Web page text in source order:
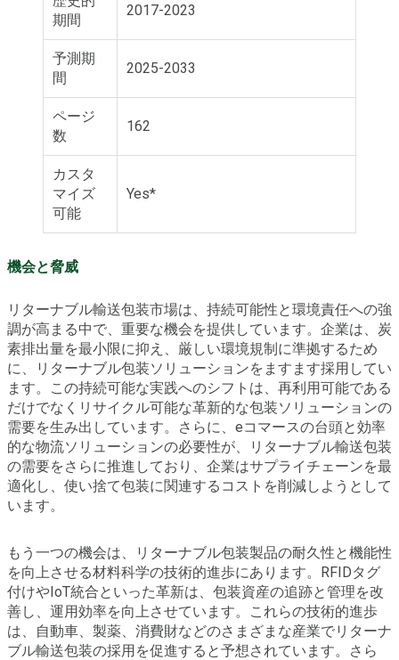
期間
2017-2023
予測期
間
2025-2033
ページ
数
162
カスタ
マイズ
可能
Yes*
機会と脅威
リターナブル輸送包装市場は、持続可能性と環境責任への強
調が高まる中で、重要な機会を提供しています。企業は、炭
素排出量を最小限に抑え、厳しい環境規制に準拠するため
に、リターナブル包装ソリューションをますます採用してい
ます。この持続可能な実践へのシフトは、再利用可能である
だけでなくリサイクル可能な革新的な包装ソリューションの
需要を生み出しています。さらに、eコマースの台頭と効率
的な物流ソリューションの必要性が、リターナブル輸送包装
の需要をさらに推進しており、企業はサプライチェーンを最
適化し、使い捨て包装に関連するコストを削減しようとして
います。
もう一つの機会は、リターナブル包装製品の耐久性と機能性
を向上させる材料科学の技術的進歩にあります。RFIDタグ
付けやIoT統合といった革新は、包装資産の追跡と管理を改
善し、運用効率を向上させています。これらの技術的進歩
は、自動車、製薬、消費財などのさまざまな産業でリターナ
ブル輸送包装の採用を促進すると予想されています。さら